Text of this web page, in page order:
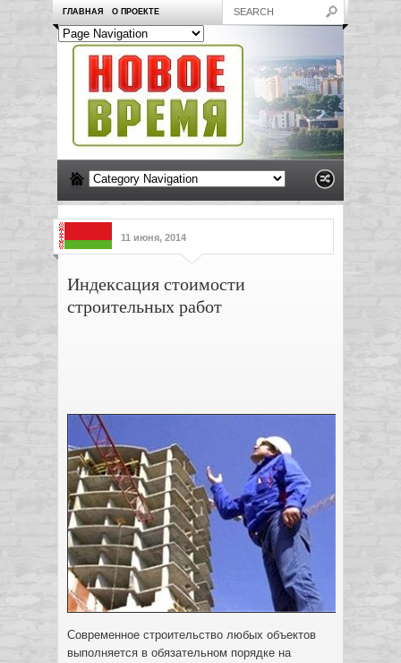
ГЛАВНАЯ О ПРОЕКТЕ
11 июня, 2014
Индексация стоимости
строительных работ
Современное строительство любых объектов
выполняется в обязательном порядке на